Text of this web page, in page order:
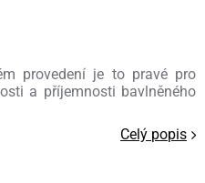
provedení je to pravé pro
a příjemnosti bavlněného
Celý popis